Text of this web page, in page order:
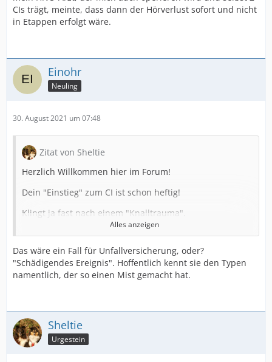
CIs trägt, meinte, dass dann der Hörverlust sofort und nicht
in Etappen erfolgt wäre.
Einohr
Neuling
30. August 2021 um 07:48
Zitat von Sheltie
Herzlich Willkommen hier im Forum!
Dein "Einstieg" zum CI ist schon heftig!
Klingt ja fast nach einem "Knalltrauma".
Ich hab bei der letzten Nachsorge eine normalhörende
Frau kennengelernt, die auch gerade erst ihren CI
bekommen hatte. Sie erzählte mir, daß sie ganz
plötzlich ertaubt ist, weil eine andere Person es wohl
lustig fand, auf zwei Fingern zu pfeifen, sehr laut, und
Zack, Bumm - Gehör auf dieser Seite weg.
Alles anzeigen
Das wäre ein Fall für Unfallversicherung, oder?
"Schädigendes Ereignis". Hoffentlich kennt sie den Typen
namentlich, der so einen Mist gemacht hat.
Sheltie
Urgestein